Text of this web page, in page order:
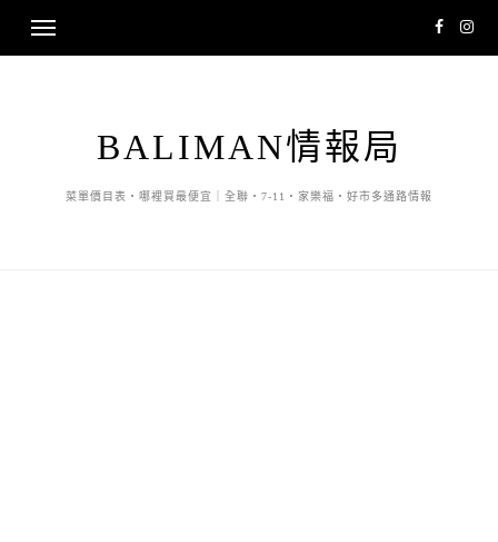
BALIMAN情報局
菜單價目表・哪裡買最便宜｜全聯・7-11・家樂福・好市多通路情報